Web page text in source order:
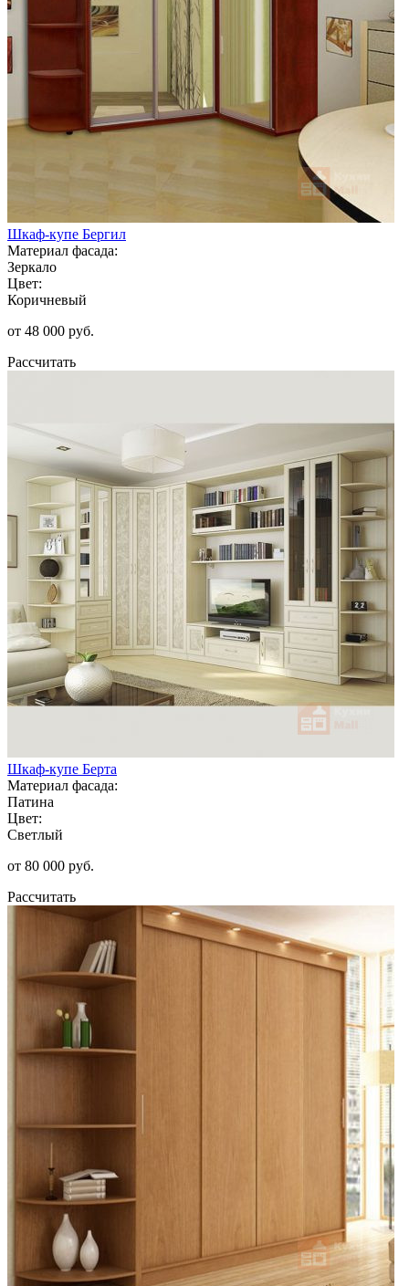
Шкаф-купе Бергил
Материал фасада:
Зеркало
Цвет:
Коричневый
от 48 000 руб.
Рассчитать
Шкаф-купе Берта
Материал фасада:
Патина
Цвет:
Светлый
от 80 000 руб.
Рассчитать